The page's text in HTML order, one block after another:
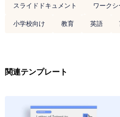
スライドドキュメント
ワークシ
小学校向け
教育 英語
関連テンプレート